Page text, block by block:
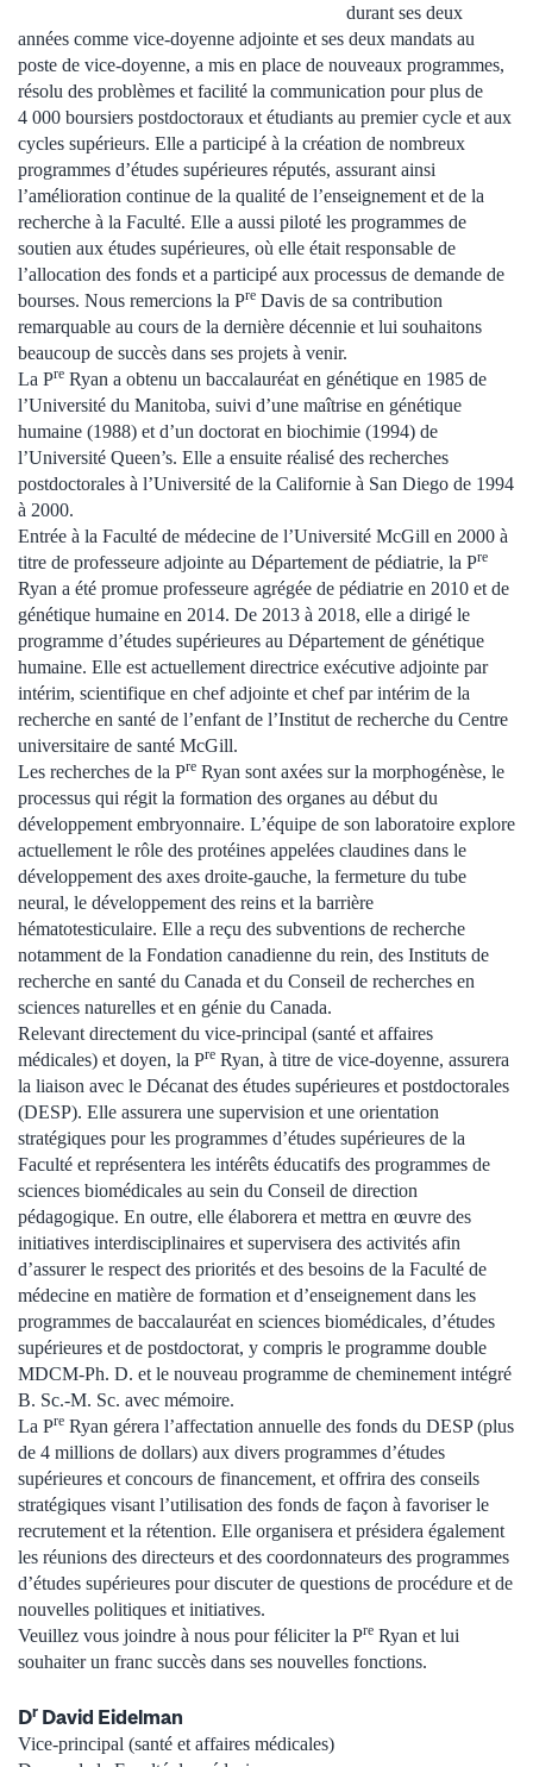
durant ses deux
années comme vice-doyenne adjointe et ses deux mandats au
poste de vice-doyenne, a mis en place de nouveaux programmes,
résolu des problèmes et facilité la communication pour plus de
4 000 boursiers postdoctoraux et étudiants au premier cycle et aux
cycles supérieurs. Elle a participé à la création de nombreux
programmes d’études supérieures réputés, assurant ainsi
l’amélioration continue de la qualité de l’enseignement et de la
recherche à la Faculté. Elle a aussi piloté les programmes de
soutien aux études supérieures, où elle était responsable de
l’allocation des fonds et a participé aux processus de demande de
bourses. Nous remercions la Pre Davis de sa contribution
remarquable au cours de la dernière décennie et lui souhaitons
beaucoup de succès dans ses projets à venir.
La Pre Ryan a obtenu un baccalauréat en génétique en 1985 de
l’Université du Manitoba, suivi d’une maîtrise en génétique
humaine (1988) et d’un doctorat en biochimie (1994) de
l’Université Queen’s. Elle a ensuite réalisé des recherches
postdoctorales à l’Université de la Californie à San Diego de 1994
à 2000.
Entrée à la Faculté de médecine de l’Université McGill en 2000 à
titre de professeure adjointe au Département de pédiatrie, la Pre
Ryan a été promue professeure agrégée de pédiatrie en 2010 et de
génétique humaine en 2014. De 2013 à 2018, elle a dirigé le
programme d’études supérieures au Département de génétique
humaine. Elle est actuellement directrice exécutive adjointe par
intérim, scientifique en chef adjointe et chef par intérim de la
recherche en santé de l’enfant de l’Institut de recherche du Centre
universitaire de santé McGill.
Les recherches de la Pre Ryan sont axées sur la morphogénèse, le
processus qui régit la formation des organes au début du
développement embryonnaire. L’équipe de son laboratoire explore
actuellement le rôle des protéines appelées claudines dans le
développement des axes droite-gauche, la fermeture du tube
neural, le développement des reins et la barrière
hématotesticulaire. Elle a reçu des subventions de recherche
notamment de la Fondation canadienne du rein, des Instituts de
recherche en santé du Canada et du Conseil de recherches en
sciences naturelles et en génie du Canada.
Relevant directement du vice-principal (santé et affaires
médicales) et doyen, la Pre Ryan, à titre de vice-doyenne, assurera
la liaison avec le Décanat des études supérieures et postdoctorales
(DESP). Elle assurera une supervision et une orientation
stratégiques pour les programmes d’études supérieures de la
Faculté et représentera les intérêts éducatifs des programmes de
sciences biomédicales au sein du Conseil de direction
pédagogique. En outre, elle élaborera et mettra en œuvre des
initiatives interdisciplinaires et supervisera des activités afin
d’assurer le respect des priorités et des besoins de la Faculté de
médecine en matière de formation et d’enseignement dans les
programmes de baccalauréat en sciences biomédicales, d’études
supérieures et de postdoctorat, y compris le programme double
MDCM-Ph. D. et le nouveau programme de cheminement intégré
B. Sc.-M. Sc. avec mémoire.
La Pre Ryan gérera l’affectation annuelle des fonds du DESP (plus
de 4 millions de dollars) aux divers programmes d’études
supérieures et concours de financement, et offrira des conseils
stratégiques visant l’utilisation des fonds de façon à favoriser le
recrutement et la rétention. Elle organisera et présidera également
les réunions des directeurs et des coordonnateurs des programmes
d’études supérieures pour discuter de questions de procédure et de
nouvelles politiques et initiatives.
Veuillez vous joindre à nous pour féliciter la Pre Ryan et lui
souhaiter un franc succès dans ses nouvelles fonctions.
Dr David Eidelman
Vice-principal (santé et affaires médicales)